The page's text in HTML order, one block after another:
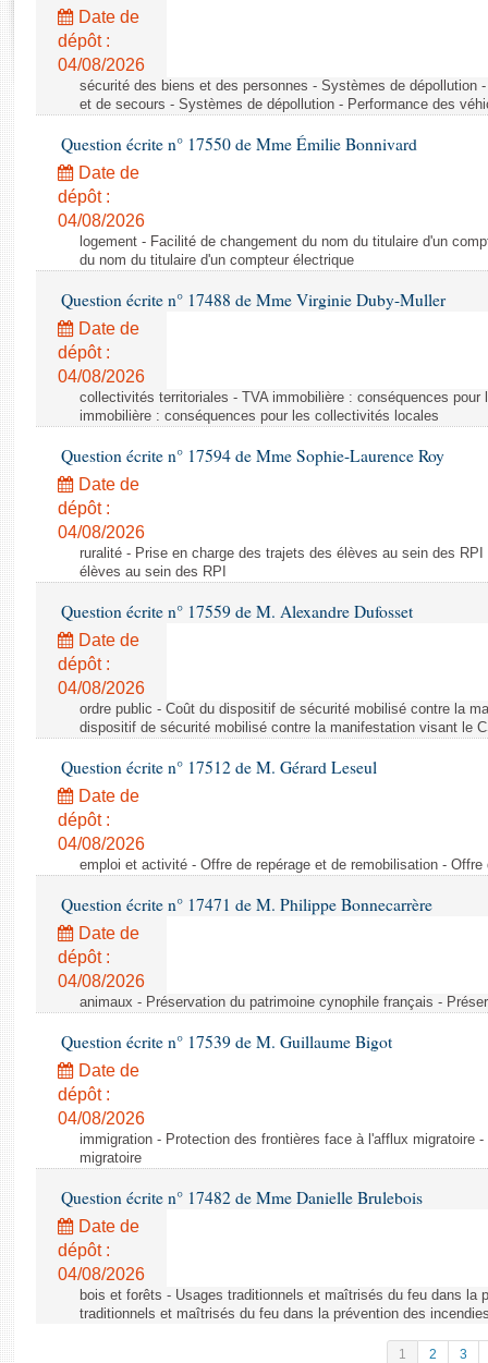
Rapports législatifs
Rapports sur l'application des lois
Baromètre de l’application des lois
Dossiers législatifs
Budget et sécurité sociale
Questions écrites et orales
Comptes rendus des débats
Date de
dépôt :
04/08/2026
sécurité des biens et des personnes - Systèmes de dépollution
et de secours - Systèmes de dépollution - Performance des
Question écrite n° 17550 de Mme Émilie Bonnivard
Date de
dépôt :
04/08/2026
logement - Facilité de changement du nom du titulaire d'un
du nom du titulaire d'un compteur électrique
Question écrite n° 17488 de Mme Virginie Duby-Muller
Date de
dépôt :
04/08/2026
collectivités territoriales - TVA immobilière : conséquences
immobilière : conséquences pour les collectivités locales
Question écrite n° 17594 de Mme Sophie-Laurence Roy
Date de
dépôt :
04/08/2026
ruralité - Prise en charge des trajets des élèves au sein des
élèves au sein des RPI
Question écrite n° 17559 de M. Alexandre Dufosset
Date de
dépôt :
04/08/2026
ordre public - Coût du dispositif de sécurité mobilisé contre la
dispositif de sécurité mobilisé contre la manifestation visant le
Question écrite n° 17512 de M. Gérard Leseul
Date de
dépôt :
04/08/2026
emploi et activité - Offre de repérage et de remobilisation -
Question écrite n° 17471 de M. Philippe Bonnecarrère
Date de
dépôt :
04/08/2026
animaux - Préservation du patrimoine cynophile français -
Question écrite n° 17539 de M. Guillaume Bigot
Date de
dépôt :
04/08/2026
immigration - Protection des frontières face à l'afflux migratoire
migratoire
Question écrite n° 17482 de Mme Danielle Brulebois
Date de
dépôt :
04/08/2026
bois et forêts - Usages traditionnels et maîtrisés du feu dans la
traditionnels et maîtrisés du feu dans la prévention des
1 2 3